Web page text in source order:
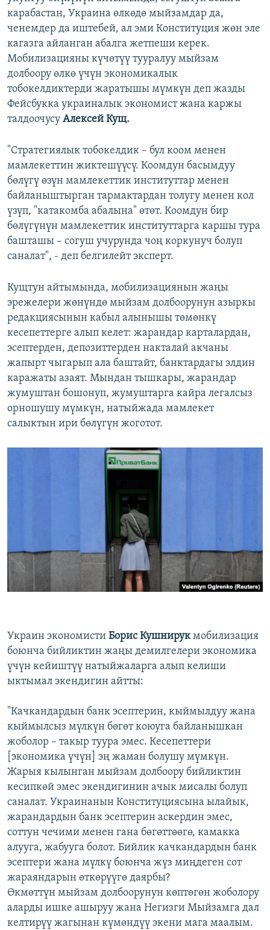
карабастан, Украина өлкөдө мыйзамдар да,
ченемдер да иштебей, ал эми Конституция жөн эле
кагазга айланган абалга жетпеши керек.
Мобилизацияны күчөтүү тууралуу мыйзам
долбоору өлкө үчүн экономикалык
тобокелдиктерди жаратышы мүмкүн деп жазды
Фейсбукка украиналык экономист жана каржы
талдоочусу Алексей Кущ.
"Стратегиялык тобокелдик – бул коом менен
мамлекеттин жиктешүүсү. Коомдун басымдуу
бөлүгү өзүн мамлекеттик институттар менен
байланыштырган тармактардан толугу менен кол
үзүп, "катакомба абалына" өтөт. Коомдун бир
бөлүгүнүн мамлекеттик институттарга каршы тура
башташы – согуш учурунда чоң коркунуч болуп
саналат", - деп белгилейт эксперт.
Кущтун айтымында, мобилизациянын жаңы
эрежелери жөнүндө мыйзам долбоорунун азыркы
редакциясынын кабыл алынышы төмөнкү
кесепеттерге алып келет: жарандар карталардан,
эсептерден, депозиттерден накталай акчаны
жапырт чыгарып ала баштайт, банктардагы элдин
каражаты азаят. Мындан тышкары, жарандар
жумуштан бошонуп, жумуштарга кайра легалсыз
орношушу мүмкүн, натыйжада мамлекет
салыктын ири бөлүгүн жоготот.
Украин экономисти Борис Кушнирукмобилизация
боюнча бийликтин жаңы демилгелери экономика
үчүн кейиштүү натыйжаларга алып келиши
ыктымал экендигин айтты:
"Качкандардын банк эсептерин, кыймылдуу жана
кыймылсыз мүлкүн бөгөт коюуга байланышкан
жоболор – такыр туура эмес. Кесепеттери
[экономика үчүн] эң жаман болушу мүмкүн.
Жарыя кылынган мыйзам долбоору бийликтин
кесипкөй эмес экендигинин ачык мисалы болуп
саналат. Украинанын Конституциясына ылайык,
жарандардын банк эсептерин аскердин эмес,
соттун чечими менен гана бөгөттөөгө, камакка
алууга, жабууга болот. Бийлик качкандардын банк
эсептери жана мүлкү боюнча жүз миңдеген сот
жараяндарын өткөрүүгө даярбы?
Өкмөттүн мыйзам долбоорунун көптөгөн жоболору
аларды ишке ашыруу жана Негизги Мыйзамга дал
келтирүү жагынан күмөндүү экени мага маалым.